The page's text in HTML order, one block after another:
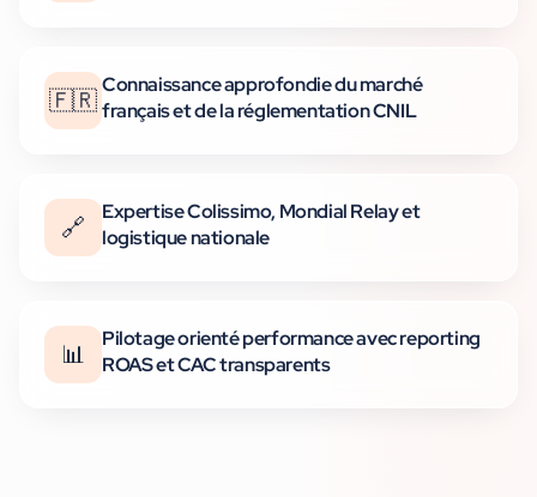
🇫🇷
Connaissance approfondie du marché
français et de la réglementation CNIL
🔗
Expertise Colissimo, Mondial Relay et
logistique nationale
📊
Pilotage orienté performance avec reporting
ROAS et CAC transparents